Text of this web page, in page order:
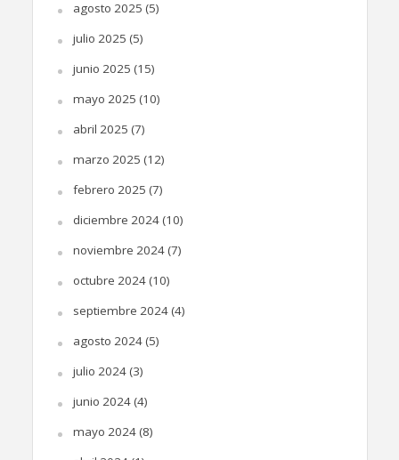
agosto 2025 (5)
julio 2025 (5)
junio 2025 (15)
mayo 2025 (10)
abril 2025 (7)
marzo 2025 (12)
febrero 2025 (7)
diciembre 2024(10)
noviembre 2024(7)
octubre 2024(10)
septiembre 2024(4)
agosto 2024(5)
julio 2024(3)
junio 2024(4)
mayo 2024(8)